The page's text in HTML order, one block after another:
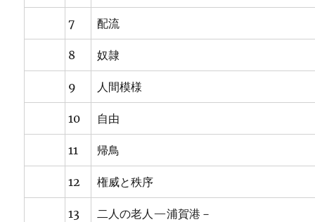
7 配流
8 奴隷
9 人間模様
10 自由
11 帰鳥
12 権威と秩序
13 二人の老人—浦賀港－